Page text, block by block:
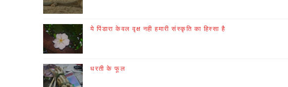
ये पिंडारा केवल वृक्ष नही हमारी संस्कृति का हिस्सा है
धरती के फूल